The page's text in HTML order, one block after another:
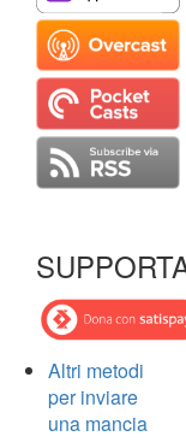
Altri metodi
per inviare
una mancia